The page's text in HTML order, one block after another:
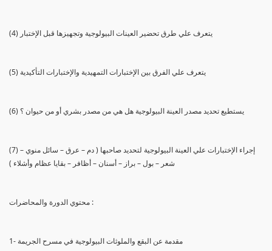
(4) يتعرف علي طرق تحضير العينات البيولوجية وتجهيزها قبل الإختبار
(5) يتعرف علي الفرق بين الإختبارات التمهيدية والإختبارات التأكيدية
(6) يستطيع تحديد مصدر العينة البيولوجية هل هي من مصدر بشري أو من حيوان ؟
(7) إجراء الإختبارات علي العينة البيولوجية لتحديد صاحبها ( دم – عرق – سائل منوي –
شعر – بول – براز – أسنان – أظافر – بقايا عظام وأشلاء )
محتوي الدورة والمحاضرات :
1- مقدمة عن البقع والملوثات البيولوجية في مسرح الجريمة